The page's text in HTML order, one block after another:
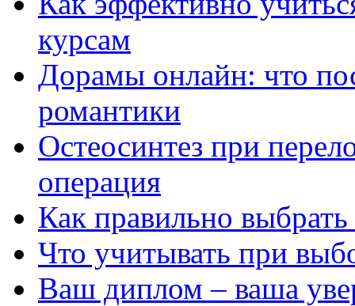
курсам
Дорамы онлайн: что
романтики
Остеосинтез при
операция
Как правильно
Что учитывать при
Ваш диплом – ваша